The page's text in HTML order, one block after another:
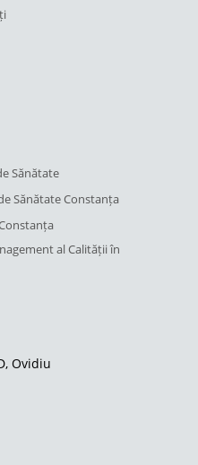
Opens
SănătateOpens
in
Sănătate ConstanțaOpens
Opens
in
al Calității în
Ovidiu